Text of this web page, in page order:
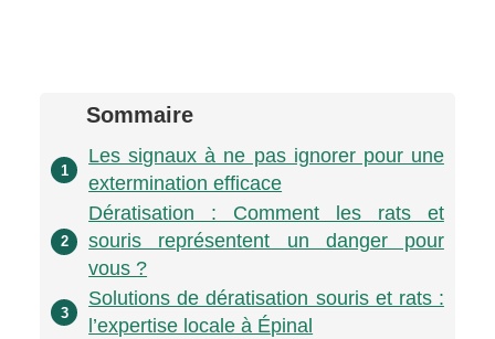
Sommaire
1
Les signaux à ne pas ignorer pour une
extermination efficace
2
Dératisation : Comment les rats et
souris représentent un danger pour
vous ?
3
Solutions de dératisation souris et rats :
l’expertise locale à Épinal